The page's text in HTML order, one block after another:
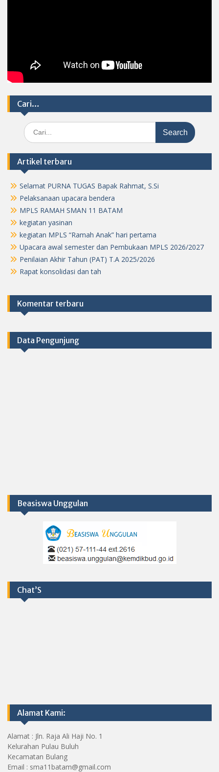
Cari…
Search
for:
Artikel terbaru
Selamat PURNA TUGAS Bapak Rahmat, S.Si
Pelaksanaan upacara bendera
MPLS RAMAH SMAN 11 BATAM
kegiatan yasinan
kegiatan MPLS “Ramah Anak” hari pertama
Upacara awal semester dan Pembukaan MPLS 2026/2027
Penilaian Akhir Tahun (PAT) T.A 2025/2026
Rapat konsolidasi dan tah
Komentar terbaru
Data Pengunjung
Beasiswa Unggulan
Chat’S
Alamat Kami:
Alamat : Jln. Raja Ali Haji No. 1
Kelurahan Pulau Buluh
Kecamatan Bulang
Email : sma11batam@gmail.com